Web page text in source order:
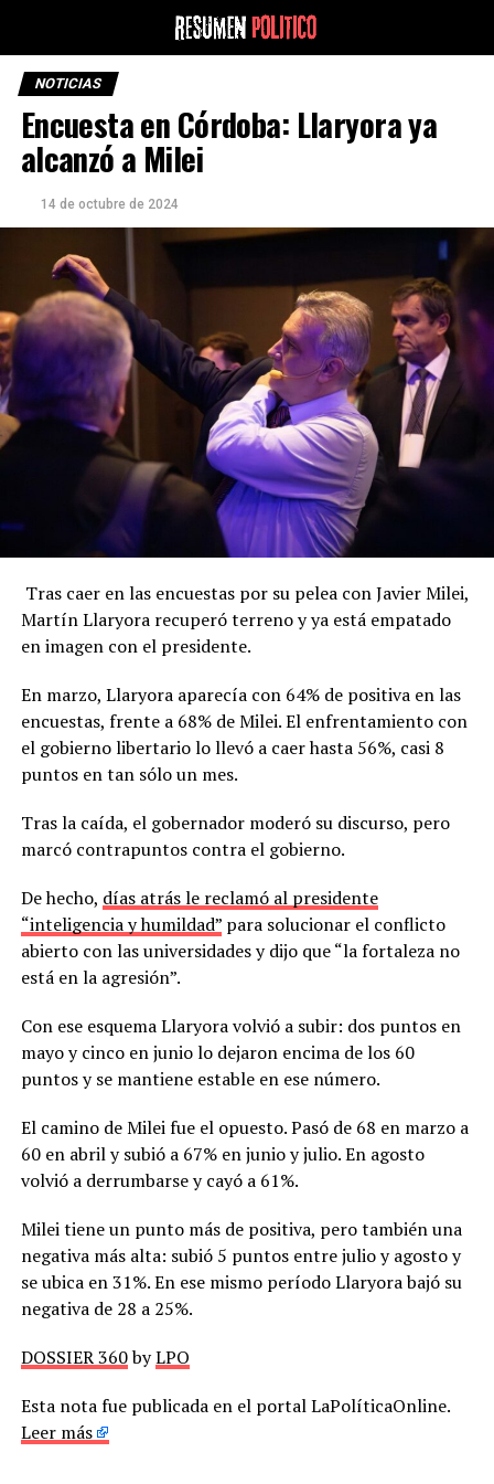
NOTICIAS
Encuesta en Córdoba: Llaryora ya
alcanzó a Milei
14 de octubre de 2024
Tras caer en las encuestas por su pelea con Javier Milei,
Martín Llaryora recuperó terreno y ya está empatado
en imagen con el presidente.
En marzo, Llaryora aparecía con 64% de positiva en las
encuestas, frente a 68% de Milei. El enfrentamiento con
el gobierno libertario lo llevó a caer hasta 56%, casi 8
puntos en tan sólo un mes.
Tras la caída, el gobernador moderó su discurso, pero
marcó contrapuntos contra el gobierno.
De hecho, días atrás le reclamó al presidente
“inteligencia y humildad”para solucionar el conflicto
abierto con las universidades y dijo que “la fortaleza no
está en la agresión”.
Con ese esquema Llaryora volvió a subir: dos puntos en
mayo y cinco en junio lo dejaron encima de los 60
puntos y se mantiene estable en ese número.
El camino de Milei fue el opuesto. Pasó de 68 en marzo a
60 en abril y subió a 67% en junio y julio. En agosto
volvió a derrumbarse y cayó a 61%.
Milei tiene un punto más de positiva, pero también una
negativa más alta: subió 5 puntos entre julio y agosto y
se ubica en 31%. En ese mismo período Llaryora bajó su
negativa de 28 a 25%.
DOSSIER 360byLPO
Esta nota fue publicada en el portal LaPolíticaOnline.
Leer más